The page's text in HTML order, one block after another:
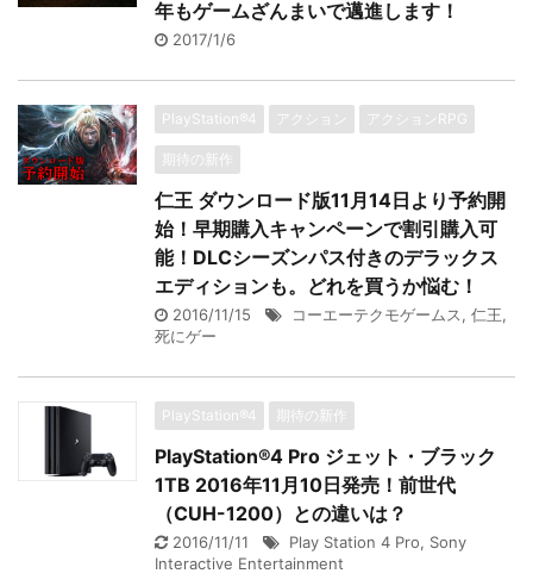
年もゲームざんまいで邁進します！
2017/1/6
PlayStation®4 アクション アクションRPG
期待の新作
仁王 ダウンロード版11月14日より予約開
始！早期購入キャンペーンで割引購入可
能！DLCシーズンパス付きのデラックス
エディションも。どれを買うか悩む！
2016/11/15 コーエーテクモゲームス, 仁王,
死にゲー
PlayStation®4 期待の新作
PlayStation®4 Pro ジェット・ブラック
1TB 2016年11月10日発売！前世代
（CUH-1200）との違いは？
2016/11/11 Play Station 4 Pro, Sony
Interactive Entertainment